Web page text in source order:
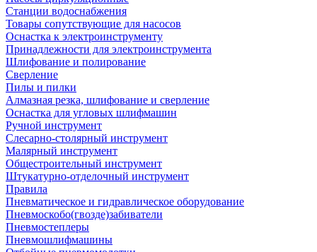
Станции водоснабжения
Товары сопутствующие для насосов
Оснастка к электроинструменту
Принадлежности для электроинструмента
Шлифование и полирование
Сверление
Пилы и пилки
Алмазная резка, шлифование и сверление
Оснастка для угловых шлифмашин
Ручной инструмент
Слесарно-столярный инструмент
Малярный инструмент
Общестроительный инструмент
Штукатурно-отделочный инструмент
Правила
Пневматическое и гидравлическое оборудование
Пневмоскобо(гвозде)забиватели
Пневмостеплеры
Пневмошлифмашины